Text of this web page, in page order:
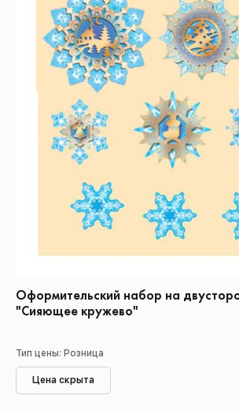
Оформительский набор на
"Сияющее кружево"
Тип цены: Розница
Цена скрыта